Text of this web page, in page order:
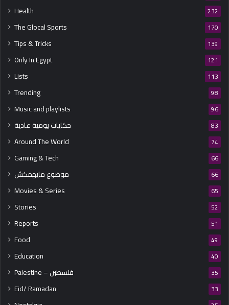
Health 232
The Glocal Sports 170
Tips & Tricks 139
Only In Egypt 121
Lists 113
Trending 98
Music and playlists 96
حكايات يومية عادية 83
Around The World 74
Gaming & Tech 66
موضوع مايهمكش 66
Movies & Series 65
Stories 52
Reports 51
Food 49
Education 40
Palestine – فلسطين 35
Eid/ Ramadan 33